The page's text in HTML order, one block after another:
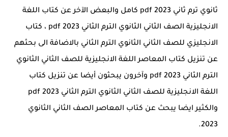
ثانوي ترم ثاني 2023 pdf كامل والبعض الآخر عن كتاب اللغة
الانجليزية الصف الثاني الثانوي الترم الثاني pdf 2023 ، كتاب
الانجليزي للصف الثاني الثانوي الترم الثاني بالاضافة الى بحثهم
عن تنزيل كتاب المعاصر اللغة الانجليزية للصف الثاني الثانوي
الترم الثاني pdf 2023 وآخرون يبحثون أيضا عن تنزيل كتاب
اللغة الانجليزية للصف الثاني الثانوي الترم الثاني 2023 pdf
والكثير ايضا يبحث عن كتاب المعاصر الصف الثاني الثانوي
2023.